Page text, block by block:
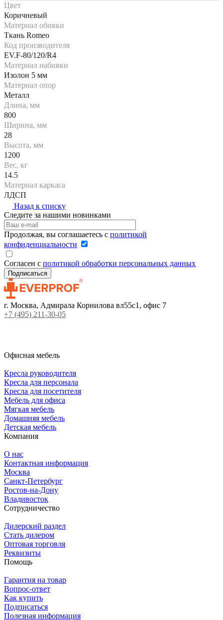
Цвет
Коричневый
Материал обивки
Ткань Romeo
Код производителя
EV.F-80/120/R4
Материал набивки
Изолон 5 мм
Материал опор
Металл
Длина, мм
800
Ширина, мм
28
Высота, мм
1200
Вес, кг
14.5
Материал каркаса
ЛДСП
Назад к списку
Следите за нашими новинками
Продолжая, вы соглашаетесь с политикой
конфиденциальности
Согласен с политикой обработки персональных данных
г. Москва, Адмирала Корнилова вл55с1, офис 7
+7 (495) 211-30-05
Офисная мебель
Кресла руководителя
Кресла для персонала
Кресла для посетителя
Мебель для офиса
Мягкая мебель
Домашняя мебель
Детская мебель
Компания
О нас
Контактная информация
Москва
Санкт-Петербург
Ростов-на-Дону
Владивосток
Сотрудничество
Дилерский раздел
Стать дилером
Оптовая торговля
Реквизиты
Помощь
Гарантия на товар
Вопрос-ответ
Как купить
Подписаться
Полезная информация